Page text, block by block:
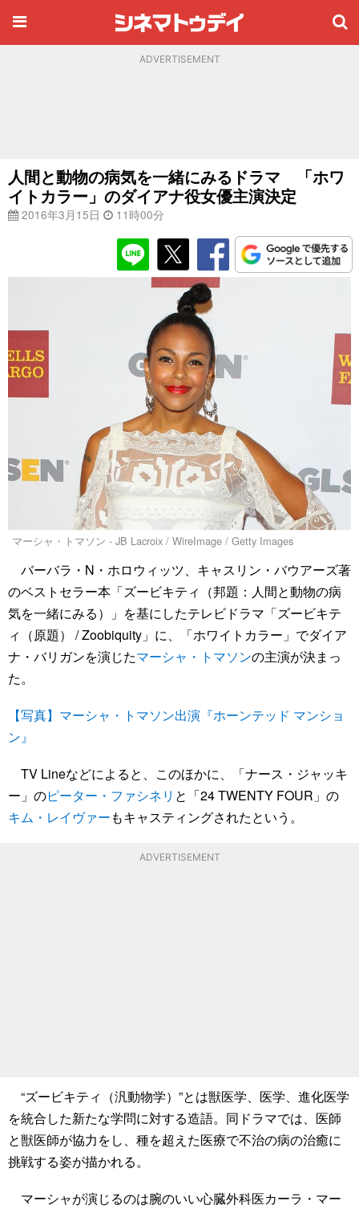
ADVERTISEMENT
人間と動物の病気を一緒にみるドラマ 「ホワ
イトカラー」のダイアナ役女優主演決定
2016年3月15日 11時00分
マーシャ・トマソン - JB Lacroix / WireImage / Getty Images
バーバラ・N・ホロウィッツ、キャスリン・バウアーズ著
のベストセラー本「ズービキティ（邦題：人間と動物の病
気を一緒にみる）」を基にしたテレビドラマ「ズービキテ
ィ（原題） / Zoobiquity」に、「ホワイトカラー」でダイア
ナ・バリガンを演じたマーシャ・トマソンの主演が決まっ
た。
【写真】マーシャ・トマソン出演『ホーンテッド マンショ
ン』
TV Lineなどによると、このほかに、「ナース・ジャッキ
ー」のピーター・ファシネリ と「24 TWENTY FOUR」の
キム・レイヴァーもキャスティングされたという。
ADVERTISEMENT
“ズービキティ（汎動物学）”とは獣医学、医学、進化医学
を統合した新たな学問に対する造語。同ドラマでは、医師
と獣医師が協力をし、種を超えた医療で不治の病の治癒に
挑戦する姿が描かれる。
マーシャが演じるのは腕のいい心臓外科医カーラ・マー